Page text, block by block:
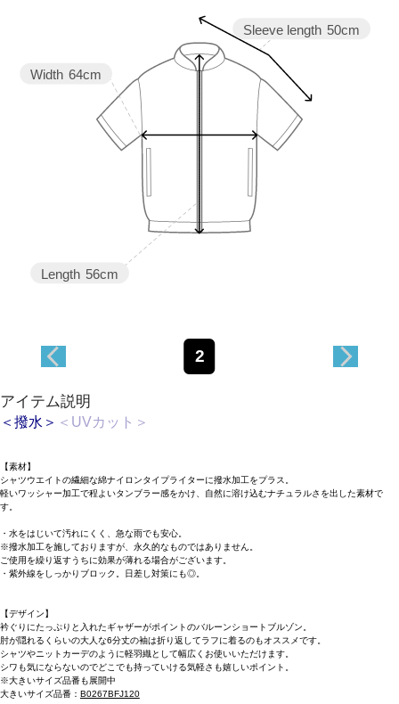
Sleeve length 50cm
Length 56cm
Width 64cm
2
アイテム説明
＜撥水＞ ＜UVカット＞
【素材】
シャツウエイトの繊細な綿ナイロンタイプライターに撥水加工をプラス。
軽いワッシャー加工で程よいタンブラー感をかけ、自然に溶け込むナチュラルさを出した素材で
す。
・水をはじいて汚れにくく、急な雨でも安心。
※撥水加工を施しておりますが、永久的なものではありません。
ご使用を繰り返すうちに効果が薄れる場合がございます。
・紫外線をしっかりブロック。日差し対策にも◎。
【デザイン】
衿ぐりにたっぷりと入れたギャザーがポイントのバルーンショートブルゾン。
肘が隠れるくらいの大人な6分丈の袖は折り返してラフに着るのもオススメです。
シャツやニットカーデのように軽羽織として幅広くお使いいただけます。
シワも気にならないのでどこでも持っていける気軽さも嬉しいポイント。
※大きいサイズ品番も展開中
大きいサイズ品番： B0267BFJ120